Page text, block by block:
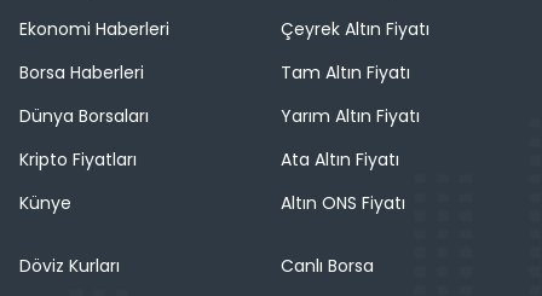
Ekonomi Haberleri
Borsa Haberleri
Dünya Borsaları
Kripto Fiyatları
Künye
Çeyrek Altın Fiyatı
Tam Altın Fiyatı
Yarım Altın Fiyatı
Ata Altın Fiyatı
Altın ONS Fiyatı
Döviz Kurları
Canlı Borsa